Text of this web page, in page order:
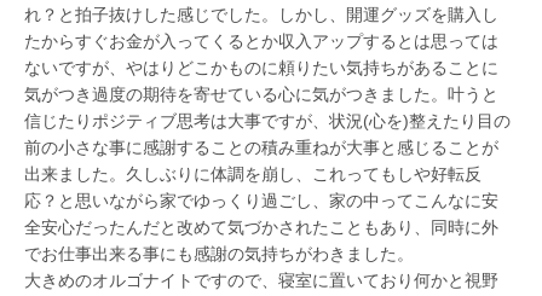
れ？と拍子抜けした感じでした。しかし、開運グッズを購入し
たからすぐお金が入ってくるとか収入アップするとは思っては
ないですが、やはりどこかものに頼りたい気持ちがあることに
気がつき過度の期待を寄せている心に気がつきました。叶うと
信じたりポジティブ思考は大事ですが、状況(心を)整えたり目の
前の小さな事に感謝することの積み重ねが大事と感じることが
出来ました。久しぶりに体調を崩し、これってもしや好転反
応？と思いながら家でゆっくり過ごし、家の中ってこんなに安
全安心だったんだと改めて気づかされたこともあり、同時に外
でお仕事出来る事にも感謝の気持ちがわきました。
大きめのオルゴナイトですので、寝室に置いており何かと視野